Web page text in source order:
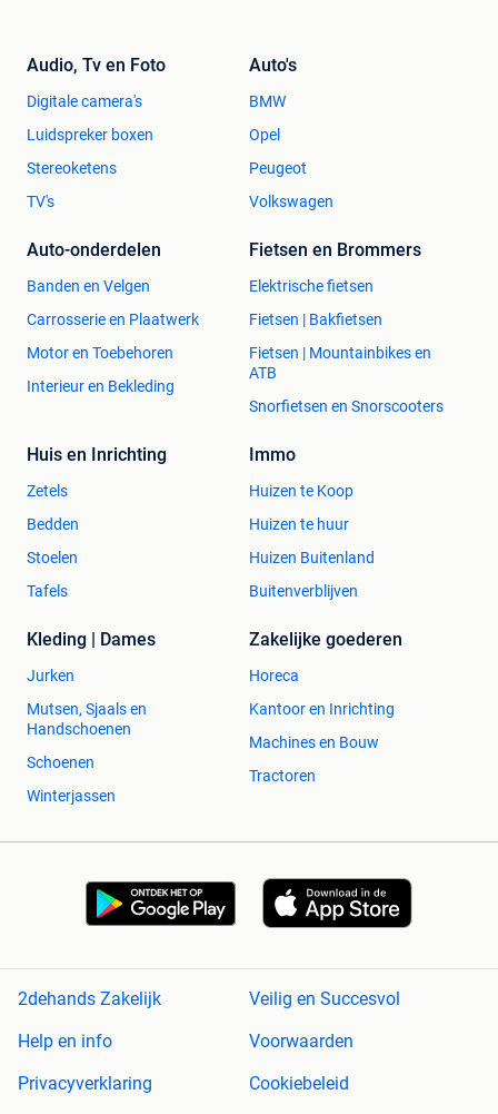
Audio, Tv en Foto
Digitale camera's
Luidspreker boxen
Stereoketens
TV's
Auto's
BMW
Opel
Peugeot
Volkswagen
Auto-onderdelen
Banden en Velgen
Carrosserie en Plaatwerk
Motor en Toebehoren
Interieur en Bekleding
Fietsen en Brommers
Elektrische fietsen
Fietsen | Bakfietsen
Fietsen | Mountainbikes en
ATB
Snorfietsen en Snorscooters
Huis en Inrichting
Zetels
Bedden
Stoelen
Tafels
Immo
Huizen te Koop
Huizen te huur
Huizen Buitenland
Buitenverblijven
Kleding | Dames
Jurken
Mutsen, Sjaals en
Handschoenen
Schoenen
Winterjassen
Zakelijke goederen
Horeca
Kantoor en Inrichting
Machines en Bouw
Tractoren
2dehands Zakelijk
Veilig en Succesvol
Help en info
Voorwaarden
Privacyverklaring
Cookiebeleid